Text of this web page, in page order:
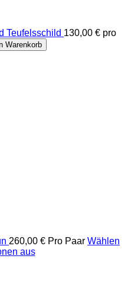
Teufelsschild 130,00 € pro
Warenkorb
260,00 € Pro Paar Wählen
aus